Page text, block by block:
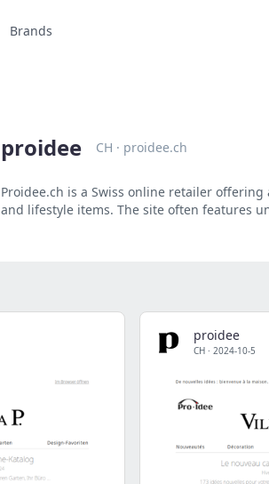
Brands
proidee CH · proidee.ch
Proidee.ch is a Swiss online retailer
and lifestyle items. The site often features
proidee
CH · 2024-10-5